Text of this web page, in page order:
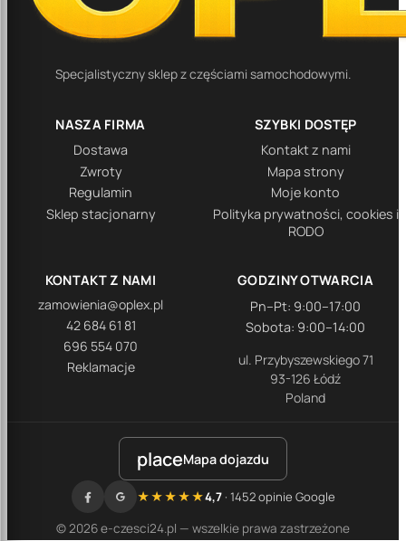
Specjalistyczny sklep z częściami samochodowymi.
NASZA FIRMA
Dostawa
Zwroty
Regulamin
Sklep stacjonarny
SZYBKI DOSTĘP
Kontakt z nami
Mapa strony
Moje konto
Polityka prywatności, cookies i
RODO
KONTAKT Z NAMI
zamowienia@oplex.pl
42 684 61 81
696 554 070
Reklamacje
GODZINY OTWARCIA
Pn–Pt: 9:00–17:00
Sobota: 9:00–14:00
ul. Przybyszewskiego 71
93-126 Łódź
Poland
placeMapa dojazdu
© 2026 e-czesci24.pl — wszelkie prawa zastrzeżone
★★★★★4,7· 1452 opinie Google